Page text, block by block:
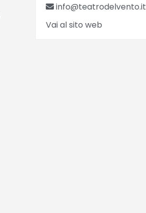
info@teatrodelvento.it
Vai al sito web